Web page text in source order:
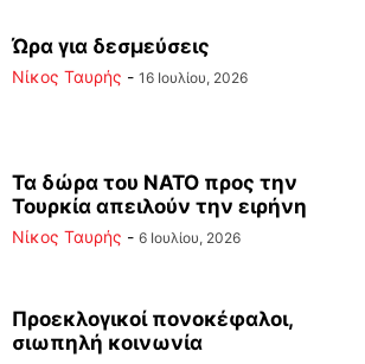
Ώρα για δεσμεύσεις
Νίκος Ταυρής - 16 Ιουλίου, 2026
Τα δώρα του ΝΑΤΟ προς την
Τουρκία απειλούν την ειρήνη
Νίκος Ταυρής - 6 Ιουλίου, 2026
Προεκλογικοί πονοκέφαλοι,
σιωπηλή κοινωνία